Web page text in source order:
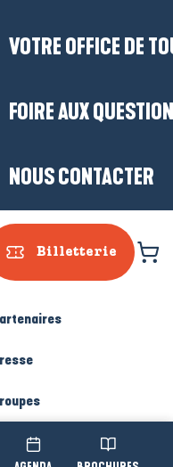
VOTRE OFFICE DE
FOIRE AUX
NOUS CONTACTER
Billetterie
?
sommes-nous ?
-Mentions légales-